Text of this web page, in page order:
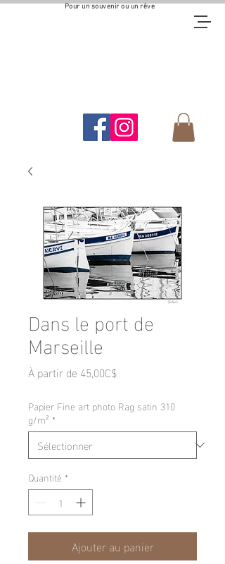
Pour un souvenir ou un rêve
Dans le port de
Marseille
À partir de 45,00C$Prix
Papier Fine art photo Rag satin 310
g/m² *
Quantité *
Ajouter au panier